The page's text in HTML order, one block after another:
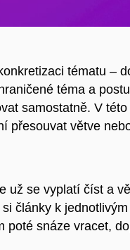
tématu –
téma a
samostatně. V
přesouvat větve
už se vyplatí číst a
články k
snáze vracet,